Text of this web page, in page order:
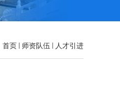
首页 师资队伍 人才引进